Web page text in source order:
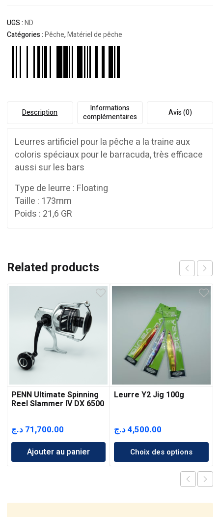
UGS :ND
Catégories :Pêche,Matériel de pêche
Description
Informations
complémentaires
Avis (0)
Leurres artificiel pour la pêche a la traine aux
coloris spéciaux pour le barracuda, très efficace
aussi sur les bars
Type de leurre : Floating
Taille : 173mm
Poids : 21,6 GR
Related products
PENN Ultimate Spinning
Reel Slammer IV DX 6500
71,700.00 د.ج
Ajouter au panier
Leurre Y2 Jig 100g
4,500.00د.ج
Choix des options